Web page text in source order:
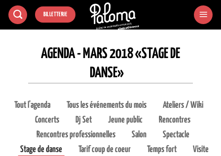
Passer
BILLETTERIE
AGENDA - MARS 2018 «STAGE DE
DANSE»
Tout l'agenda Tous les événements du mois
Ateliers / Wiki
Concerts
Dj Set Jeune public
Rencontres
Rencontres professionnelles
Salon
Spectacle
Stage de danse
Tarif coup de coeur Temps fort Visite